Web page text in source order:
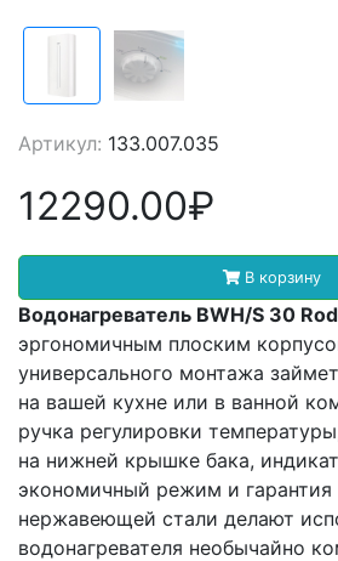
Артикул: 133.007.035
12290.00₽
В корзину
Водонагреватель BWH/S 30
эргономичным плоским
универсального монтажа
на вашей кухне или в ванной
ручка регулировки
на нижней крышке бака,
экономичный режим и гарантия
нержавеющей стали делают
водонагревателя необычайно